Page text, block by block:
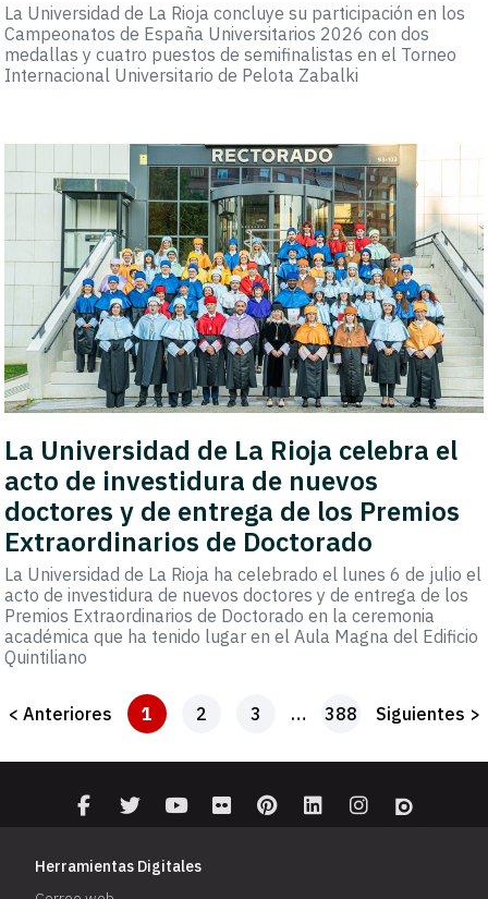
La Universidad de La Rioja concluye su participación en los
Campeonatos de España Universitarios 2026 con dos
medallas y cuatro puestos de semifinalistas en el Torneo
Internacional Universitario de Pelota Zabalki
La Universidad de La Rioja celebra el
acto de investidura de nuevos
doctores y de entrega de los Premios
Extraordinarios de Doctorado
La Universidad de La Rioja ha celebrado el lunes 6 de julio el
acto de investidura de nuevos doctores y de entrega de los
Premios Extraordinarios de Doctorado en la ceremonia
académica que ha tenido lugar en el Aula Magna del Edificio
Quintiliano
< Anteriores 1 2 3 … 388 Siguientes >
Herramientas Digitales